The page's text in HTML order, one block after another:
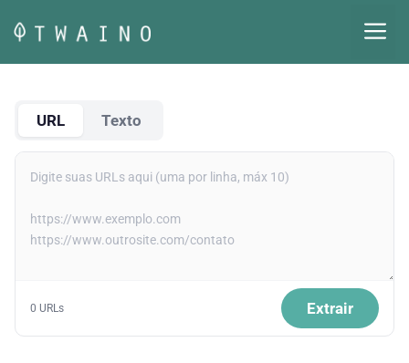
para
o
URL Texto
0 URLs Extrair